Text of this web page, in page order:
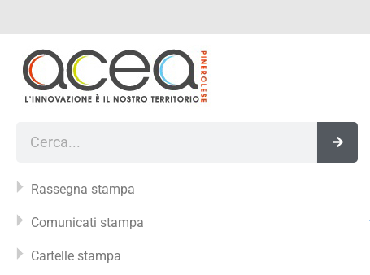
al
contenuto
Rassegna stampa
Comunicati stampa
Cartelle stampa